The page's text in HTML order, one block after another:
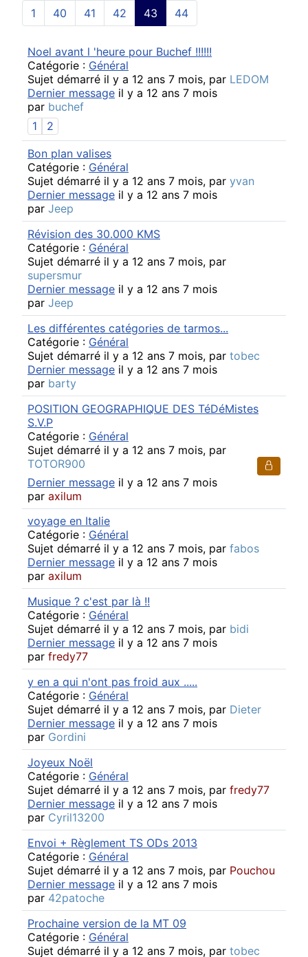
1 40 41 42 43 44
Noel avant l 'heure pour Buchef !!!!!!
Catégorie : Général
Sujet démarré il y a 12 ans 7 mois, par LEDOM
Dernier message il y a 12 ans 7 mois
par buchef
1
2
Bon plan valises
Catégorie : Général
Sujet démarré il y a 12 ans 7 mois, par yvan
Dernier message il y a 12 ans 7 mois
par Jeep
Révision des 30.000 KMS
Catégorie : Général
Sujet démarré il y a 12 ans 7 mois, par
supersmur
Dernier message il y a 12 ans 7 mois
par Jeep
Les différentes catégories de tarmos...
Catégorie : Général
Sujet démarré il y a 12 ans 7 mois, par tobec
Dernier message il y a 12 ans 7 mois
par barty
POSITION GEOGRAPHIQUE DES TéDéMistes
S.V.P
Catégorie : Général
Sujet démarré il y a 12 ans 7 mois, par
TOTOR900
Dernier message il y a 12 ans 7 mois
par axilum
voyage en Italie
Catégorie : Général
Sujet démarré il y a 12 ans 7 mois, par fabos
Dernier message il y a 12 ans 7 mois
par axilum
Musique ? c'est par là !!
Catégorie : Général
Sujet démarré il y a 12 ans 7 mois, par bidi
Dernier message il y a 12 ans 7 mois
par fredy77
y en a qui n'ont pas froid aux .....
Catégorie : Général
Sujet démarré il y a 12 ans 7 mois, par Dieter
Dernier message il y a 12 ans 7 mois
par Gordini
Joyeux Noël
Catégorie : Général
Sujet démarré il y a 12 ans 7 mois, par fredy77
Dernier message il y a 12 ans 7 mois
par Cyril13200
Envoi + Règlement TS ODs 2013
Catégorie : Général
Sujet démarré il y a 12 ans 7 mois, par Pouchou
Dernier message il y a 12 ans 7 mois
par 42patoche
Prochaine version de la MT 09
Catégorie : Général
Sujet démarré il y a 12 ans 7 mois, par tobec